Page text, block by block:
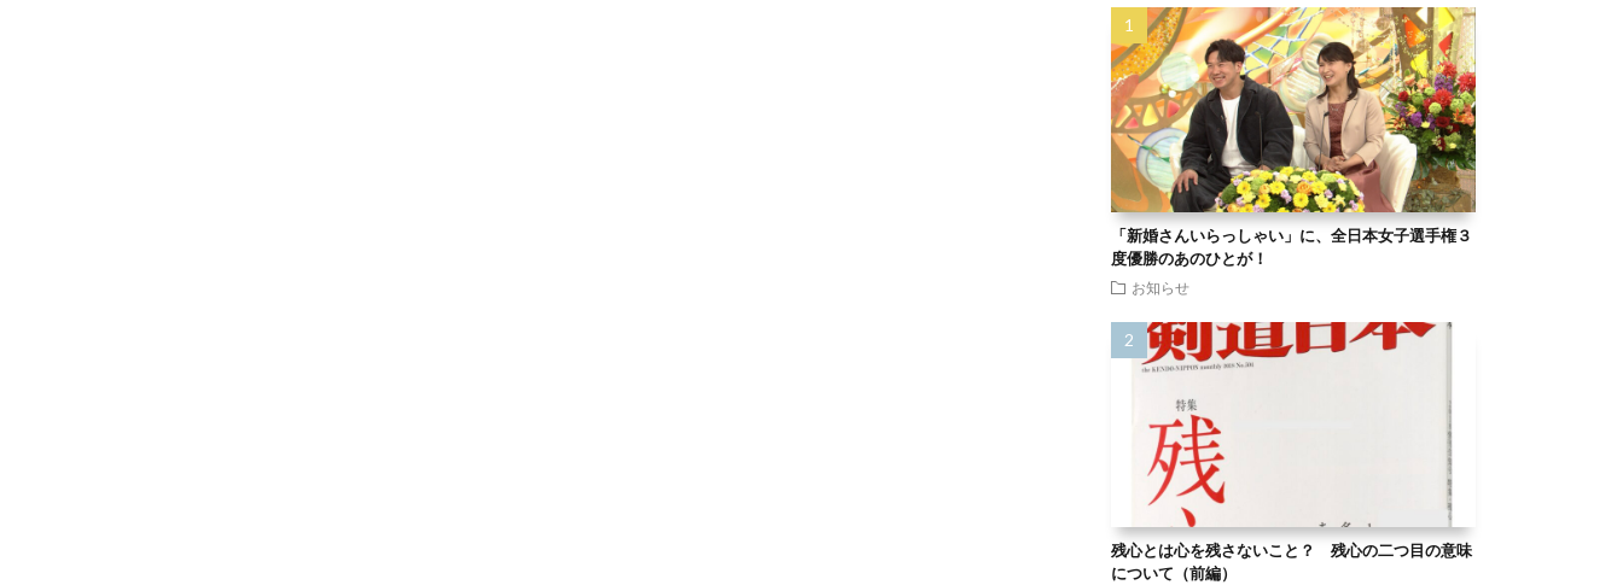
「新婚さんいらっしゃい」に、全日本女子選手権３
度優勝のあのひとが！
お知らせ
残心とは心を残さないこと？ 残心の二つ目の意味
について（前編）